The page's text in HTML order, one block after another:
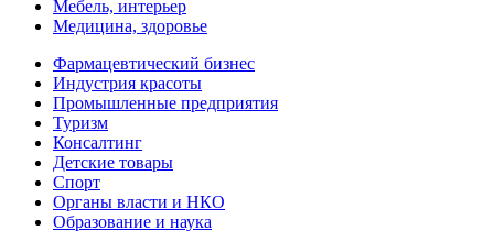
Мебель, интерьер
Медицина, здоровье
Фармацевтический бизнес
Индустрия красоты
Промышленные предприятия
Туризм
Консалтинг
Детские товары
Спорт
Органы власти и НКО
Образование и наука